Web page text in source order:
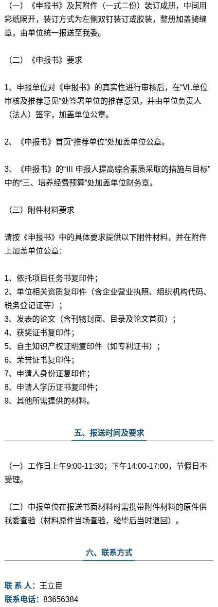
（一）《申报书》及其附件（一式二份）装订成册，中间用
彩纸隔开，装订方式为左侧双钉装订或胶装，整册加盖骑缝
章，由单位统一报送至我委。
（二）《申报书》要求
1、申报单位对《申报书》的真实性进行审核后，在“Ⅵ.单位
审核及推荐意见”处签署单位的推荐意见，并由单位负责人
（法人）签字，加盖单位公章。
2、《申报书》首页“推荐单位”处加盖单位公章。
3、《申报书》的“Ⅲ 申报人提高综合素质采取的措施与目标”
中的“三、培养经费预算”处加盖单位财务章。
（三）附件材料要求
请按《申报书》中的具体要求提供以下附件材料，并在附件
上加盖单位公章：
1、依托项目任务书复印件；
2、单位相关资质复印件（含企业营业执照、组织机构代码、
税务登记证等）；
3、发表的论文（含刊物封面、目录及论文首页）；
4、获奖证书复印件；
5、自主知识产权证明复印件（如专利证书）；
6、荣誉证书复印件；
7、申请人身份证复印件；
8、申请人学历证书复印件；
9、其他所需提供的材料。
五、报送时间及要求
（一）工作日上午9:00-11:30；下午14:00-17:00，节假日不
受理。
（二）申报单位在报送书面材料时需携带附件材料的原件供
我委查验（材料原件当场查验，验毕后当时退回）。
六、联系方式
联 系 人：
王立臣
联系电话： 83656384